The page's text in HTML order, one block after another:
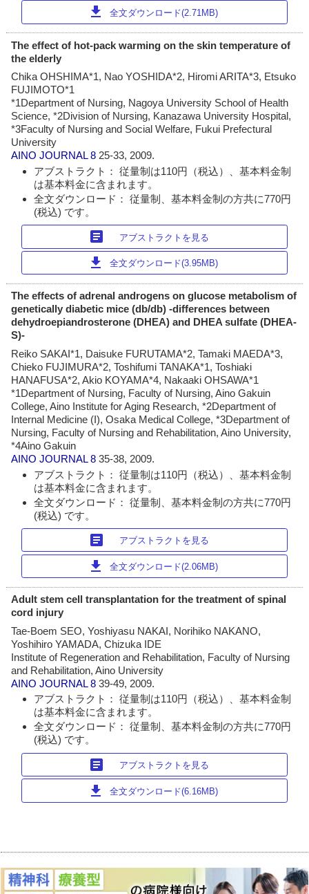
download 全文ダウンロード(2.71MB)
The effect of hot-pack warming on the skin temperature of
the elderly
Chika OHSHIMA*1, Nao YOSHIDA*2, Hiromi ARITA*3, Etsuko
FUJIMOTO*1
*1Department of Nursing, Nagoya University School of Health
Science, *2Division of Nursing, Kanazawa University Hospital,
*3Faculty of Nursing and Social Welfare, Fukui Prefectural
University
AINO JOURNAL 8 25-33, 2009.
アブストラクト： 従量制は110円（税込）、基本料金制
は基本料金に含まれます。
全文ダウンロード： 従量制、基本料金制の方共に770円
(税込) です。
article アブストラクトを見る
download 全文ダウンロード(3.95MB)
The effects of adrenal androgens on glucose metabolism of
genetically diabetic mice (db/db) -differences between
dehydroepiandrosterone (DHEA) and DHEA sulfate (DHEA-
S)-
Reiko SAKAI*1, Daisuke FURUTAMA*2, Tamaki MAEDA*3,
Chieko FUJIMURA*2, Toshifumi TANAKA*1, Toshiaki
HANAFUSA*2, Akio KOYAMA*4, Nakaaki OHSAWA*1
*1Department of Nursing, Faculty of Nursing, Aino Gakuin
College, Aino Institute for Aging Research, *2Department of
Internal Medicine (I), Osaka Medical College, *3Department of
Nursing, Faculty of Nursing and Rehabilitation, Aino University,
*4Aino Gakuin
AINO JOURNAL 835-38, 2009.
アブストラクト： 従量制は110円（税込）、基本料金制
は基本料金に含まれます。
全文ダウンロード： 従量制、基本料金制の方共に770円
(税込) です。
article アブストラクトを見る
download 全文ダウンロード(2.06MB)
Adult stem cell transplantation for the treatment of spinal
cord injury
Tae-Boem SEO, Yoshiyasu NAKAI, Norihiko NAKANO,
Yoshihiro YAMADA, Chizuka IDE
Institute of Regeneration and Rehabilitation, Faculty of Nursing
and Rehabilitation, Aino University
AINO JOURNAL 839-49, 2009.
アブストラクト： 従量制は110円（税込）、基本料金制
は基本料金に含まれます。
全文ダウンロード： 従量制、基本料金制の方共に770円
(税込) です。
article アブストラクトを見る
download 全文ダウンロード(6.16MB)